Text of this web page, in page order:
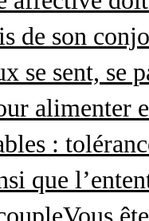
de son
se sent, se
alimenter
:
que